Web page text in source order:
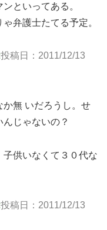
といってある。
弁護士たてる予定。
投稿日：2011/12/13
か無 いだろうし。せ
じゃないの？
供いなくて３０代な
投稿日：2011/12/13